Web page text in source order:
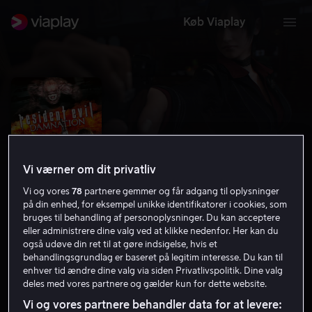
Køb Viaplay
Resident Evil: Damnation
6.4 Gys Action 2012 1 t. 35 min
15 år
Vi værner om dit privatliv
Vi og vores78 partnere gemmer og får adgang til oplysninger
på din enhed, for eksempel unikke identifikatorer i cookies, som
bruges til behandling af personoplysninger. Du kan acceptere
eller administrere dine valg ved at klikke nedenfor. Her kan du
også udøve din ret til at gøre indsigelse, hvis et
behandlingsgrundlag er baseret på legitim interesse. Du kan til
enhver tid ændre dine valg via siden Privatlivspolitik. Dine valg
deles med vores partnere og gælder kun for dette website.
Vi og vores partnere behandler data for at levere: